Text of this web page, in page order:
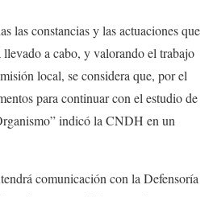
las constancias y las actuaciones que
a cabo, y valorando el trabajo
local, se considera que, por el
para continuar con el estudio de
indicó la CNDH en un
comunicación con la Defensoría